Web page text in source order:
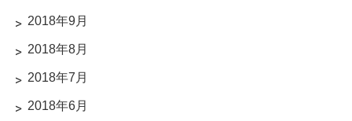
2018年9月
2018年8月
2018年7月
2018年6月